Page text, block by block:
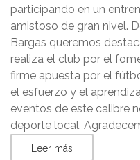
participando en un
amistoso de gran nivel.
Bargas queremos
realiza el club por el
firme apuesta por el
el esfuerzo y el
eventos de este calibre
deporte local.
Leer más